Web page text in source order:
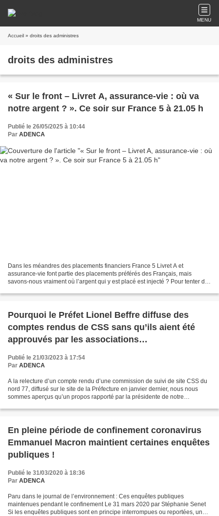
MENU
Accueil » droits des administres
droits des administres
« Sur le front – Livret A, assurance-vie : où va
notre argent ? ». Ce soir sur France 5 à 21.05 h
Publié le 26/05/2025 à 10:44
Par ADENCA
Dans les méandres des placements financiers France 5 Livret A et
assurance-vie font partie des placements préférés des Français, mais
savons-nous vraiment où l’argent qui y est placé est injecté ? Pour tenter de
Pourquoi le Préfet Lionel Beffre diffuse des
comptes rendus de CSS sans qu’ils aient été
approuvés par les associations
Publié le 21/03/2023 à 17:54
Par ADENCA
A la relecture d’un compte rendu d’une commission de suivi de site CSS du
nord 77, diffusé sur le site de la Préfecture en janvier dernier, nous nous
sommes aperçus qu’un propos rapporté par la présidente de notre
En pleine période de confinement coronavirus
Emmanuel Macron maintient certaines enquêtes
publiques !
Publié le 31/03/2020 à 18:36
Par ADENCA
Paru dans le journal de l’environnement : Ces enquêtes publiques
maintenues pendant le confinement Le 31 mars 2020 par Stéphanie Senet
Si les enquêtes publiques sont en principe interrompues ou reportées, une